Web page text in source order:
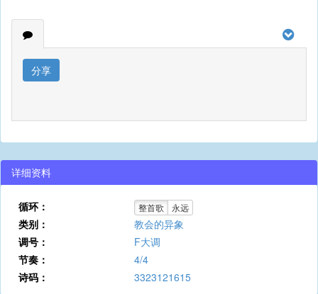
分享
详细资料
循环： 整首歌 永远
类别：
教会的异象
调号：
F大调
节奏：
4/4
诗码：
3323121615